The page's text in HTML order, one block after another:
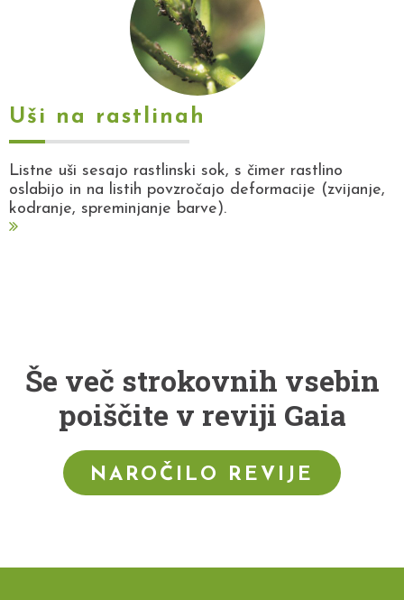
Uši na rastlinah
Listne uši sesajo rastlinski sok, s čimer rastlino
oslabijo in na listih povzročajo deformacije (zvijanje,
kodranje, spreminjanje barve).
Še več strokovnih vsebin
poiščite v reviji Gaia
NAROČILO REVIJE